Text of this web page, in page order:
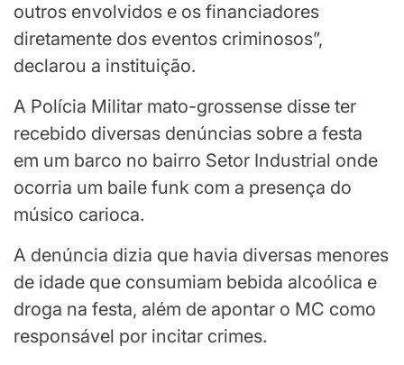
outros envolvidos e os financiadores
diretamente dos eventos criminosos”,
declarou a instituição.
A Polícia Militar mato-grossense disse ter
recebido diversas denúncias sobre a festa
em um barco no bairro Setor Industrial onde
ocorria um baile funk com a presença do
músico carioca.
A denúncia dizia que havia diversas menores
de idade que consumiam bebida alcoólica e
droga na festa, além de apontar o MC como
responsável por incitar crimes.